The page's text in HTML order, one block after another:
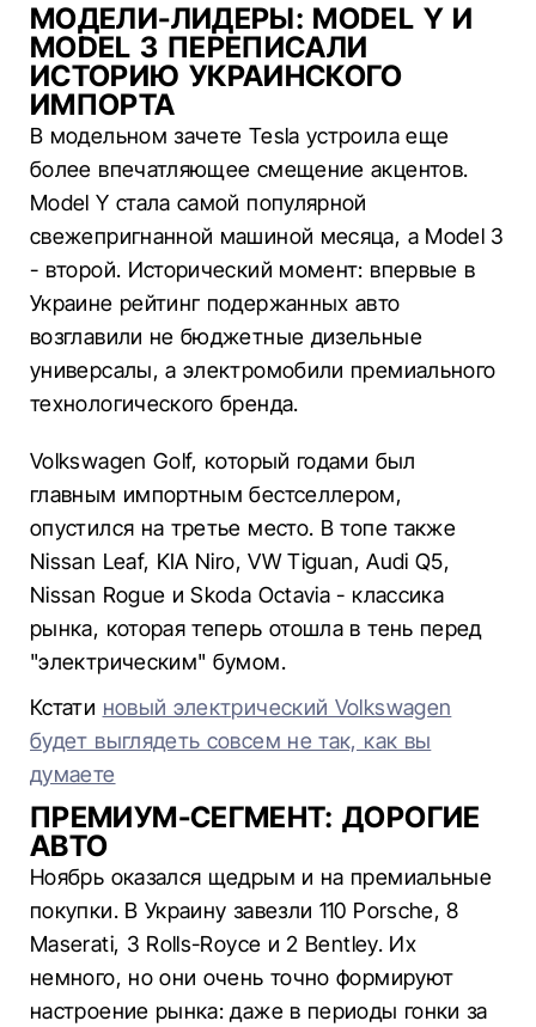
МОДЕЛИ-ЛИДЕРЫ: MODEL Y И
MODEL 3 ПЕРЕПИСАЛИ
ИСТОРИЮ УКРАИНСКОГО
ИМПОРТА
В модельном зачете Tesla устроила еще
более впечатляющее смещение акцентов.
Model Y стала самой популярной
свежепригнанной машиной месяца, а Model 3
- второй. Исторический момент: впервые в
Украине рейтинг подержанных авто
возглавили не бюджетные дизельные
универсалы, а электромобили премиального
технологического бренда.
Volkswagen Golf, который годами был
главным импортным бестселлером,
опустился на третье место. В топе также
Nissan Leaf, KIA Niro, VW Tiguan, Audi Q5,
Nissan Rogue и Skoda Octavia - классика
рынка, которая теперь отошла в тень перед
"электрическим" бумом.
Кстати новый электрический Volkswagen
будет выглядеть совсем не так, как вы
думаете
ПРЕМИУМ-СЕГМЕНТ: ДОРОГИЕ
АВТО
Ноябрь оказался щедрым и на премиальные
покупки. В Украину завезли 110 Porsche, 8
Maserati, 3 Rolls-Royce и 2 Bentley. Их
немного, но они очень точно формируют
настроение рынка: даже в периоды гонки за